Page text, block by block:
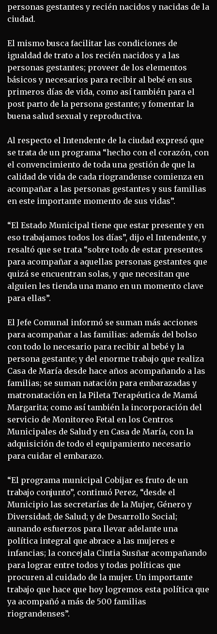
personas gestantes y recién nacidos y nacidas de la
ciudad.
El mismo busca facilitar las condiciones de
igualdad de trato a los recién nacidos y a las
personas gestantes; proveer de los elementos
básicos y necesarios para recibir al bebé en sus
primeros días de vida, como así también para el
post parto de la persona gestante; y fomentar la
buena salud sexual y reproductiva.
Al respecto el Intendente de la ciudad expresó que
se trata de un programa “hecho con el corazón, con
el convencimiento de toda una gestión de que la
calidad de vida de cada riograndense comienza en
acompañar a las personas gestantes y sus familias
en este importante momento de sus vidas”.
“El Estado Municipal tiene que estar presente y en
eso trabajamos todos los días”, dijo el Intendente, y
resaltó que se trata “sobre todo de estar presentes
para acompañar a aquellas personas gestantes que
quizá se encuentran solas, y que necesitan que
alguien les tienda una mano en un momento clave
para ellas”.
El Jefe Comunal informó se suman más acciones
para acompañar a las familias: además del bolso
con todo lo necesario para recibir al bebé y la
persona gestante; y del enorme trabajo que realiza
Casa de María desde hace años acompañando a las
familias; se suman natación para embarazadas y
matronatación en la Pileta Terapéutica de Mamá
Margarita; como así también la incorporación del
servicio de Monitoreo Fetal en los Centros
Municipales de Salud y en Casa de María, con la
adquisición de todo el equipamiento necesario
para cuidar el embarazo.
“El programa municipal Cobijar es fruto de un
trabajo conjunto”, continuó Perez, “desde el
Municipio las secretarías de la Mujer, Género y
Diversidad; de Salud; y de Desarrollo Social;
aunando esfuerzos para llevar adelante una
política integral que abrace a las mujeres e
infancias; la concejala Cintia Susñar acompañando
para lograr entre todos y todas políticas que
procuren al cuidado de la mujer. Un importante
trabajo que hace que hoy logremos esta política que
ya acompañó a más de 500 familias
riograndenses”.